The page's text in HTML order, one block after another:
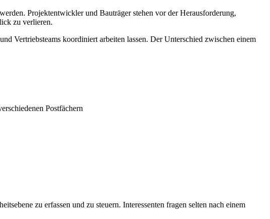
Projektentwickler und Bauträger stehen vor der Herausforderung,
zu verlieren.
Vertriebsteams koordiniert arbeiten lassen. Der Unterschied zwischen einem
Postfächern
zu erfassen und zu steuern. Interessenten fragen selten nach einem